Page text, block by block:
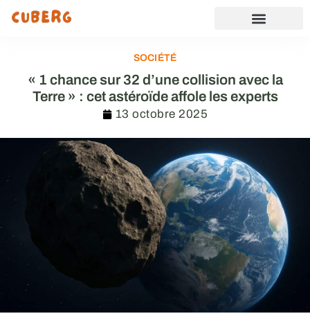
SOCIÉTÉ
« 1 chance sur 32 d’une collision avec la
Terre » : cet astéroïde affole les experts
13 octobre 2025